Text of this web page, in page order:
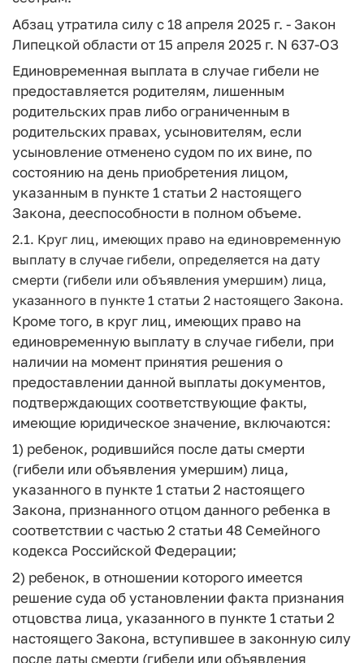
Абзац утратила силу с 18 апреля 2025 г. - Закон
Липецкой области от 15 апреля 2025 г. N 637-ОЗ
Единовременная выплата в случае гибели не
предоставляется родителям, лишенным
родительских прав либо ограниченным в
родительских правах, усыновителям, если
усыновление отменено судом по их вине, по
состоянию на день приобретения лицом,
указанным в пункте 1 статьи 2 настоящего
Закона, дееспособности в полном объеме.
2.1. Круг лиц, имеющих право на единовременную
выплату в случае гибели, определяется на дату
смерти (гибели или объявления умершим) лица,
указанного в пункте 1 статьи 2 настоящего Закона.
Кроме того, в круг лиц, имеющих право на
единовременную выплату в случае гибели, при
наличии на момент принятия решения о
предоставлении данной выплаты документов,
подтверждающих соответствующие факты,
имеющие юридическое значение, включаются:
1) ребенок, родившийся после даты смерти
(гибели или объявления умершим) лица,
указанного в пункте 1 статьи 2 настоящего
Закона, признанного отцом данного ребенка в
соответствии с частью 2 статьи 48 Семейного
кодекса Российской Федерации;
2) ребенок, в отношении которого имеется
решение суда об установлении факта признания
отцовства лица, указанного в пункте 1 статьи 2
настоящего Закона, вступившее в законную силу
после даты смерти (гибели или объявления